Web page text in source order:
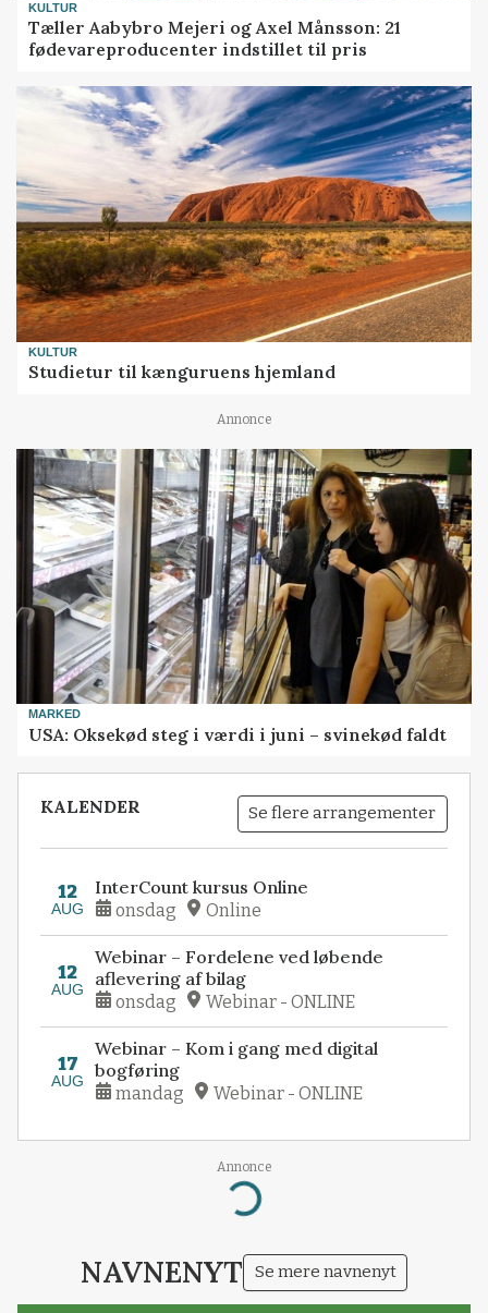
KULTUR
Tæller Aabybro Mejeri og Axel Månsson: 21
fødevareproducenter indstillet til pris
KULTUR
Studietur til kænguruens hjemland
Annonce
MARKED
USA: Oksekød steg i værdi i juni – svinekød faldt
KALENDER Se flere arrangementer
12
AUG
InterCount kursus Online
onsdag Online
12
AUG
Webinar – Fordelene ved løbende
aflevering af bilag
onsdag Webinar - ONLINE
17
AUG
Webinar – Kom i gang med digital
bogføring
mandag Webinar - ONLINE
Annonce
Loading...
NAVNENYT Se mere navnenyt